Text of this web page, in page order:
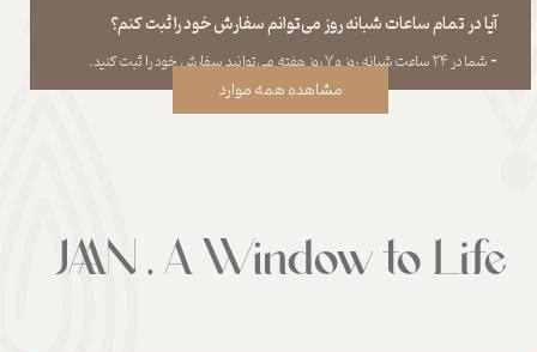
آیا در تمام ساعات شبانه روز می‌توانم سفارش خود را ثبت کنم؟
​​​​​​​​​​​​​​- شما در ۲۴ ساعت شبانه روز و ۷ روز هفته می‌‏توانید سفارش خود را ثبت کنید.
مشاهده همه موارد